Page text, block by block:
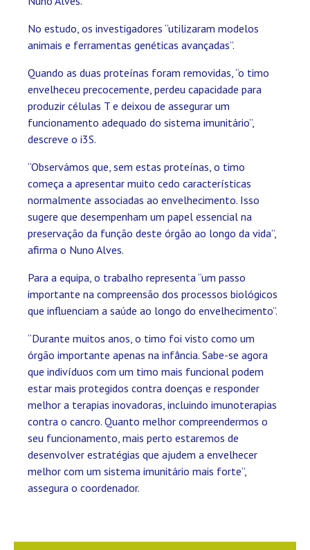
No estudo, os investigadores “utilizaram modelos
animais e ferramentas genéticas avançadas”.
Quando as duas proteínas foram removidas, “o timo
envelheceu precocemente, perdeu capacidade para
produzir células T e deixou de assegurar um
funcionamento adequado do sistema imunitário”,
descreve o i3S.
“Observámos que, sem estas proteínas, o timo
começa a apresentar muito cedo características
normalmente associadas ao envelhecimento. Isso
sugere que desempenham um papel essencial na
preservação da função deste órgão ao longo da vida”,
afirma o Nuno Alves.
Para a equipa, o trabalho representa “um passo
importante na compreensão dos processos biológicos
que influenciam a saúde ao longo do envelhecimento”.
“Durante muitos anos, o timo foi visto como um
órgão importante apenas na infância. Sabe-se agora
que indivíduos com um timo mais funcional podem
estar mais protegidos contra doenças e responder
melhor a terapias inovadoras, incluindo imunoterapias
contra o cancro. Quanto melhor compreendermos o
seu funcionamento, mais perto estaremos de
desenvolver estratégias que ajudem a envelhecer
melhor com um sistema imunitário mais forte”,
assegura o coordenador.